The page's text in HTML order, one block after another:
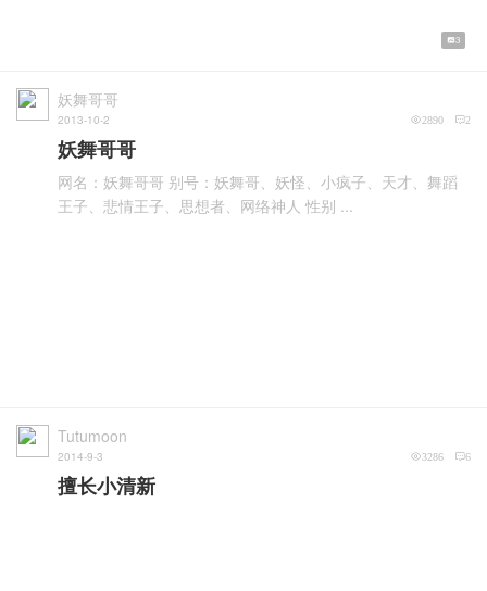
3
妖舞哥哥
2013-10-2 2
2890
妖舞哥哥
网名：妖舞哥哥 别号：妖舞哥、妖怪、小疯子、天才、舞蹈
王子、悲情王子、思想者、网络神人 性别 ...
Tutumoon
2014-9-3 6
3286
擅长小清新